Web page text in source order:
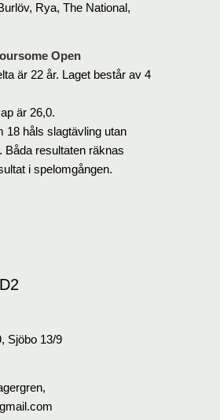
Rya, The National,
Open
är 22 år. Laget består av 4
är 26,0.
18 håls slagtävling utan
Båda resultaten räknas
i spelomgången.
Sjöbo 13/9